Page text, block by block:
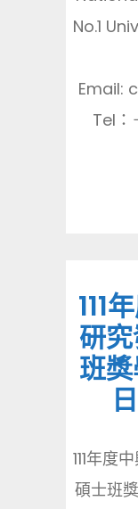
No.1
Email:
Tel
111
研
班
111年度
碩士班